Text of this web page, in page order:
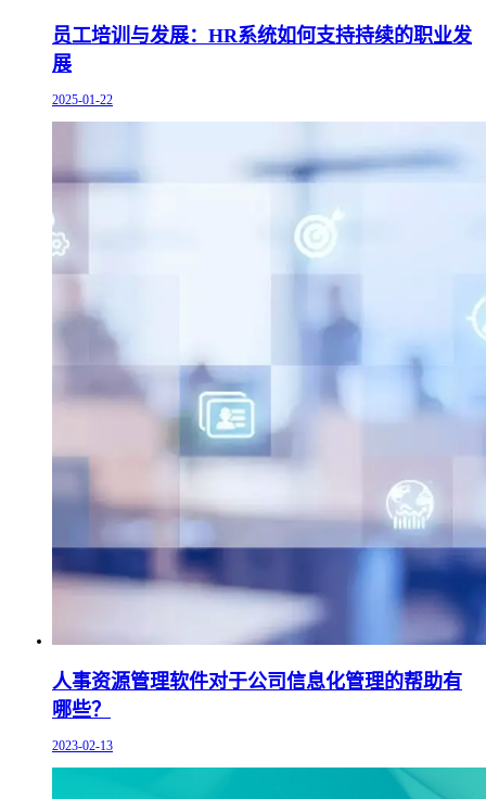
员工培训与发展：HR系统如何支持持续的职业发
展
2025-01-22
人事资源管理软件对于公司信息化管理的帮助有
哪些？
2023-02-13